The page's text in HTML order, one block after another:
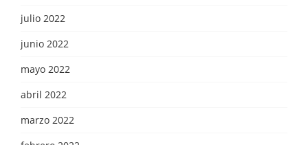
julio 2022
junio 2022
mayo 2022
abril 2022
marzo 2022